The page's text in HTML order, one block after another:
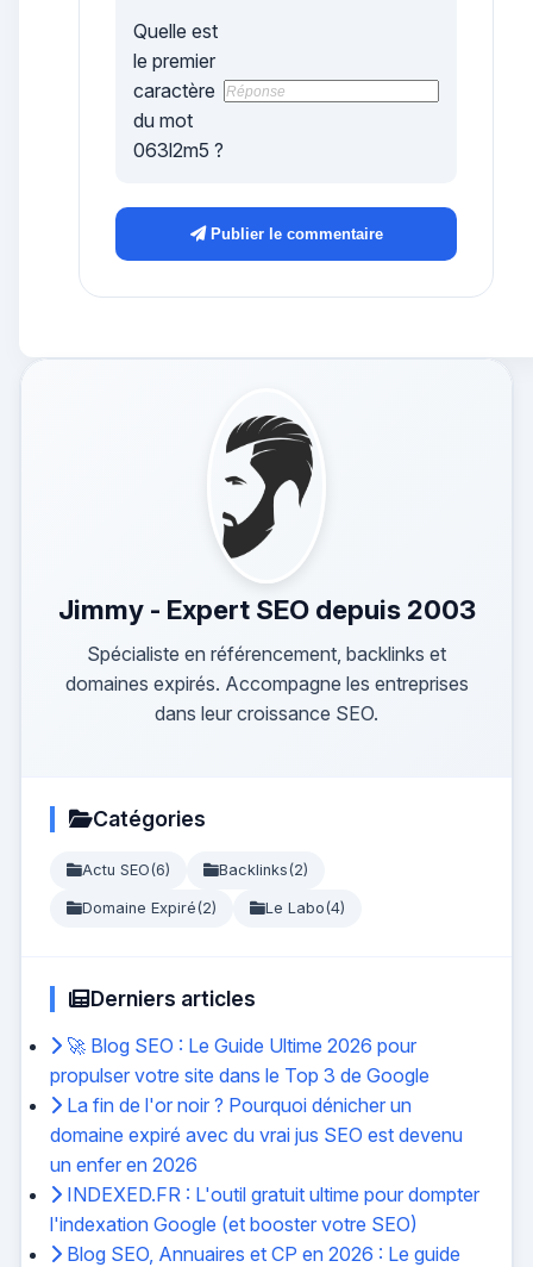
Quelle est
le premier
caractère
du mot
063l2m5 ?
Publier le commentaire
Jimmy - Expert SEO depuis 2003
Spécialiste en référencement, backlinks et
domaines expirés. Accompagne les entreprises
dans leur croissance SEO.
Catégories
Actu SEO(6) Backlinks(2)
Domaine Expiré(2) Le Labo(4)
Derniers articles
🚀 Blog SEO : Le Guide Ultime 2026 pour
propulser votre site dans le Top 3 de Google
La fin de l'or noir ? Pourquoi dénicher un
domaine expiré avec du vrai jus SEO est devenu
un enfer en 2026
INDEXED.FR : L'outil gratuit ultime pour dompter
l'indexation Google (et booster votre SEO)
Blog SEO, Annuaires et CP en 2026 : Le guide